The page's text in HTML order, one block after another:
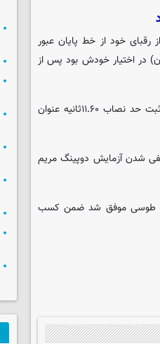
با ثبت زمان ۲۳.۳۵ثانیه (۰.۳+) زودتر از رقبای خود از خط پایان عبور
را که با حد نصاب ۲۳.۴۶ثانیه (۱۳۹۱/۴/۱۱-قزاقستان) در اختیار خودش بود پس از
طوسی در رقابت ماده ۱۰۰متر این مسابقات نیز حضور یافت و موفق شد با ثبت حد نصاب ۱۱.۶۰ثانیه عنوان
کشورمان در ماده ۲۰۰متر پس از منفی شدن آزمایش دوپینگ مریم
طوسی موفق شد ضمن کسب